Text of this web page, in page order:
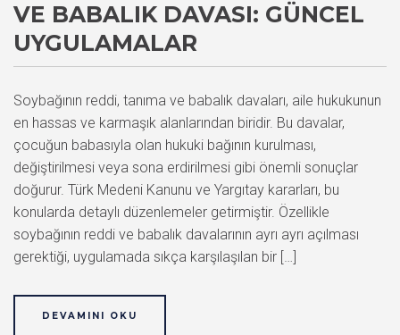
VE BABALIK DAVASI: GÜNCEL
UYGULAMALAR
Soybağının reddi, tanıma ve babalık davaları, aile hukukunun
en hassas ve karmaşık alanlarından biridir. Bu davalar,
çocuğun babasıyla olan hukuki bağının kurulması,
değiştirilmesi veya sona erdirilmesi gibi önemli sonuçlar
doğurur. Türk Medeni Kanunu ve Yargıtay kararları, bu
konularda detaylı düzenlemeler getirmiştir. Özellikle
soybağının reddi ve babalık davalarının ayrı ayrı açılması
gerektiği, uygulamada sıkça karşılaşılan bir […]
DEVAMINI OKU